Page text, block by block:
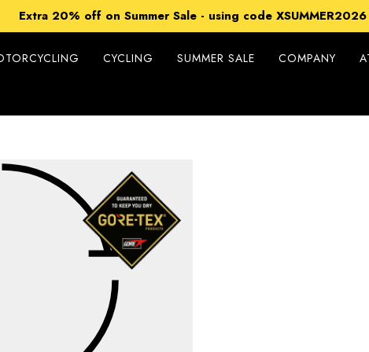
Extra 20% off on Summer Sale - using code XSUMMER2026
Free Shipping on all orders over 99€
CYCLING SUMMER SALE COMPANY